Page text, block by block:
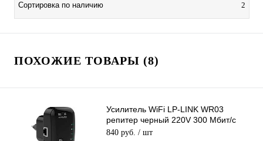
Сортировка по наличию 2
ПОХОЖИЕ ТОВАРЫ (8)
Усилитель WiFi LP-LINK WR03
репитер черный 220V 300 Мбит/с
802.11B
840 руб. / шт